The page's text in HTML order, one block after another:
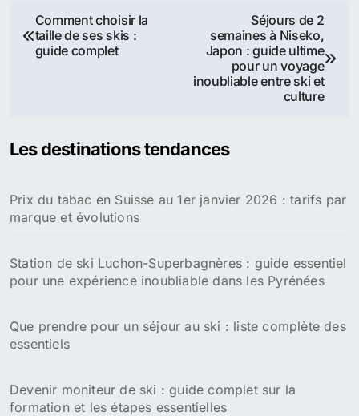
Navigation
de
Comment choisir la
taille de ses skis :
guide complet
Séjours de 2
semaines à Niseko,
Japon : guide ultime
pour un voyage
inoubliable entre ski et
culture
Les destinations tendances
Prix du tabac en Suisse au 1er janvier 2026 : tarifs par
marque et évolutions
Station de ski Luchon-Superbagnères : guide essentiel
pour une expérience inoubliable dans les Pyrénées
Que prendre pour un séjour au ski : liste complète des
essentiels
Devenir moniteur de ski : guide complet sur la
formation et les étapes essentielles